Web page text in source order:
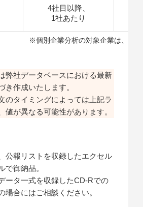
4社目以降、
1社あたり
※個別企業分析の対象企業は、特
弊社データベースにおける最新
き作成いたします。
のタイミングによっては上記ラ
値が異なる可能性があります。
公報リストを収録したエクセル
で御納品。
ータ一式を収録したCD-Rでの
場合にはご相談ください。